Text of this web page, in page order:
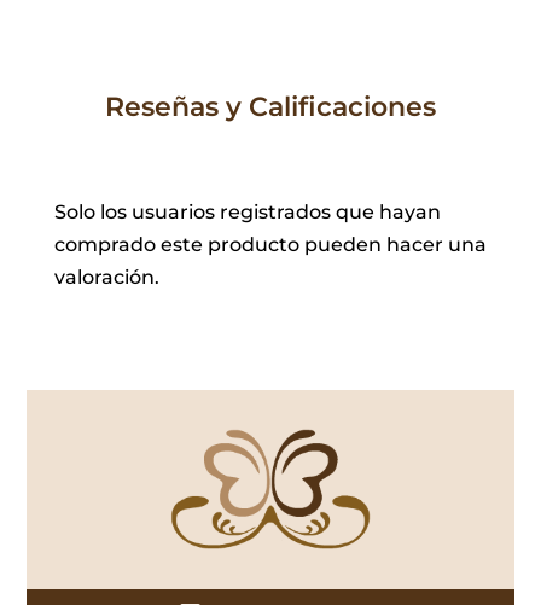
Reseñas y Calificaciones
Solo los usuarios registrados que hayan
comprado este producto pueden hacer una
valoración.